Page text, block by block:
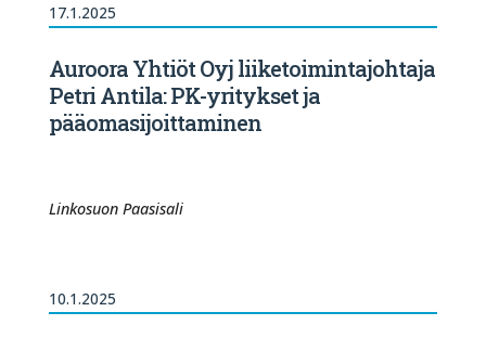
17.1.2025
Auroora Yhtiöt Oyj liiketoimintajohtaja
Petri Antila: PK-yritykset ja
pääomasijoittaminen
Linkosuon Paasisali
10.1.2025